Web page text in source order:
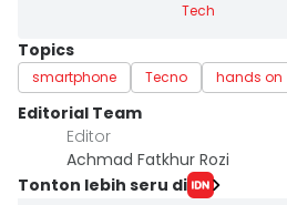
Tech
Topics
smartphone Tecno hands on
Editorial Team
Editor
Achmad Fatkhur Rozi
Tonton lebih seru di